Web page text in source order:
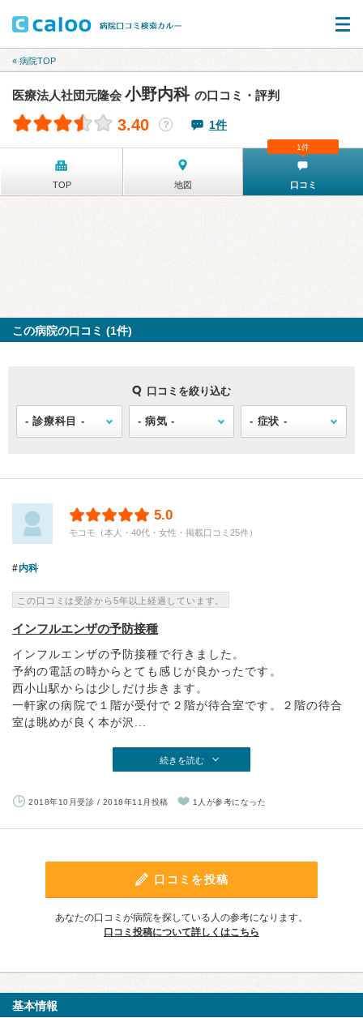
« 病院TOP
医療法人社団元隆会 小野内科 の口コミ・評判
3.40 ？ 1件
TOP 地図 口コミ
1件
この病院の口コミ (1件)
口コミを絞り込む
5.0
モコモ（本人・40代・女性・掲載口コミ25件）
内科
この口コミは受診から5年以上経過しています。
インフルエンザの予防接種
インフルエンザの予防接種で行きました。
予約の電話の時からとても感じが良かったです。
西小山駅からは少しだけ歩きます。
一軒家の病院で１階が受付で２階が待合室です。２階の待合
室は眺めが良く本が沢...
続きを読む
2018年10月受診 / 2018年11月投稿 1人が参考になった
口コミを投稿
あなたの口コミが病院を探している人の参考になります。
口コミ投稿について詳しくはこちら
基本情報